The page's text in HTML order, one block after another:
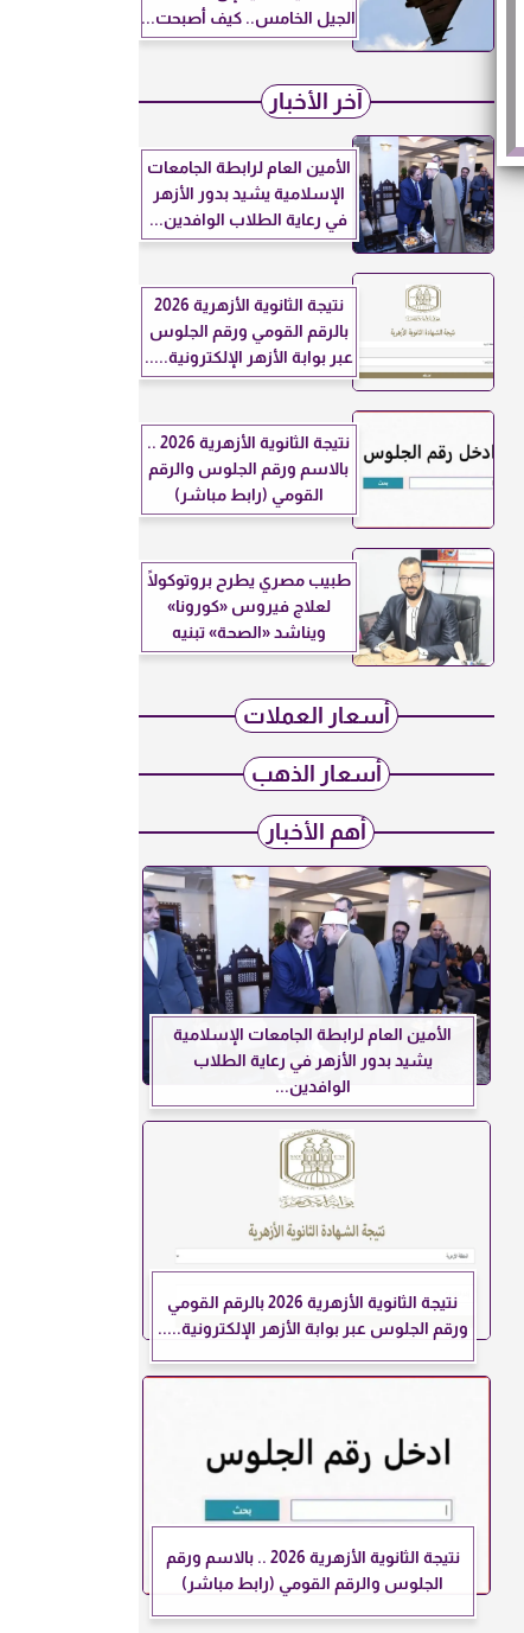
الجيل الخامس.. كيف أصبحت...
آخر الأخبار
الأمين العام لرابطة الجامعات
الإسلامية يشيد بدور الأزهر
في رعاية الطلاب الوافدين...
نتيجة الثانوية الأزهرية 2026
بالرقم القومي ورقم الجلوس
عبر بوابة الأزهر الإلكترونية.....
نتيجة الثانوية الأزهرية 2026 ..
بالاسم ورقم الجلوس والرقم
القومي (رابط مباشر)
طبيب مصري يطرح بروتوكولًا
لعلاج فيروس «كورونا»
ويناشد «الصحة» تبنيه
أسعار العملات
أسعار الذهب
أهم الأخبار
الأمين العام لرابطة الجامعات الإسلامية
يشيد بدور الأزهر في رعاية الطلاب
الوافدين...
نتيجة الثانوية الأزهرية 2026 بالرقم القومي
ورقم الجلوس عبر بوابة الأزهر الإلكترونية.....
نتيجة الثانوية الأزهرية 2026 .. بالاسم ورقم
الجلوس والرقم القومي (رابط مباشر)